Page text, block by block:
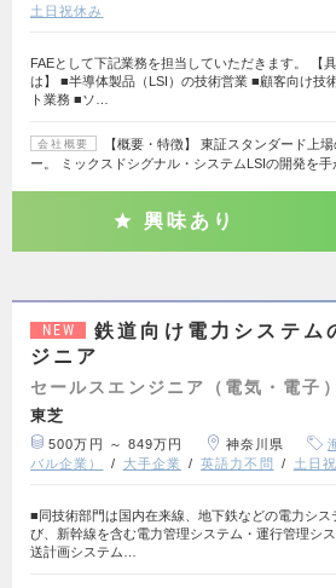
土日祝休み
FAEとして下記業務を担当していただきます。 【
は】 ■半導体製品（LSI）の技術営業 ■顧客向け技
ト業務 ■ソ…
会社概要
【概要・特徴】 東証スタンダード上
ー。 ミックスドシグナル・システムLSIの開発を
興味あり
NEW
鉄道向け電力システム
ジニア
セールスエンジニア（電気・電子）
東芝
500万円 ～ 849万円 神奈川県
バル企業）
大手企業 英語力不問 土日
■同技術部門は国内在来線、地下鉄などの電力シス
び、新幹線を含む電力管理システム・運行管理シ
送計画システム…